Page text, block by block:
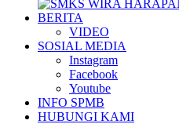
BERITA
VIDEO
SOSIAL MEDIA
Instagram
Facebook
Youtube
INFO SPMB
HUBUNGI KAMI